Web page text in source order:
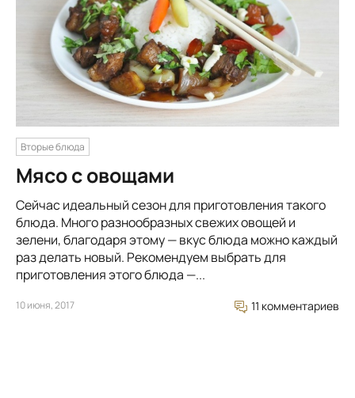
Вторые блюда
Мясо с овощами
Сейчас идеальный сезон для приготовления такого
блюда. Много разнообразных свежих овощей и
зелени, благодаря этому — вкус блюда можно каждый
раз делать новый. Рекомендуем выбрать для
приготовления этого блюда —...
10 июня, 2017 11 комментариев